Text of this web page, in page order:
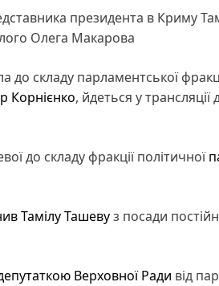
президента в Криму
Олега Макарова
складу парламентської
Корнієнко, йдеться у трансляції
до складу фракції політичної
Тамілу Ташевуз посади
Верховної Ради від